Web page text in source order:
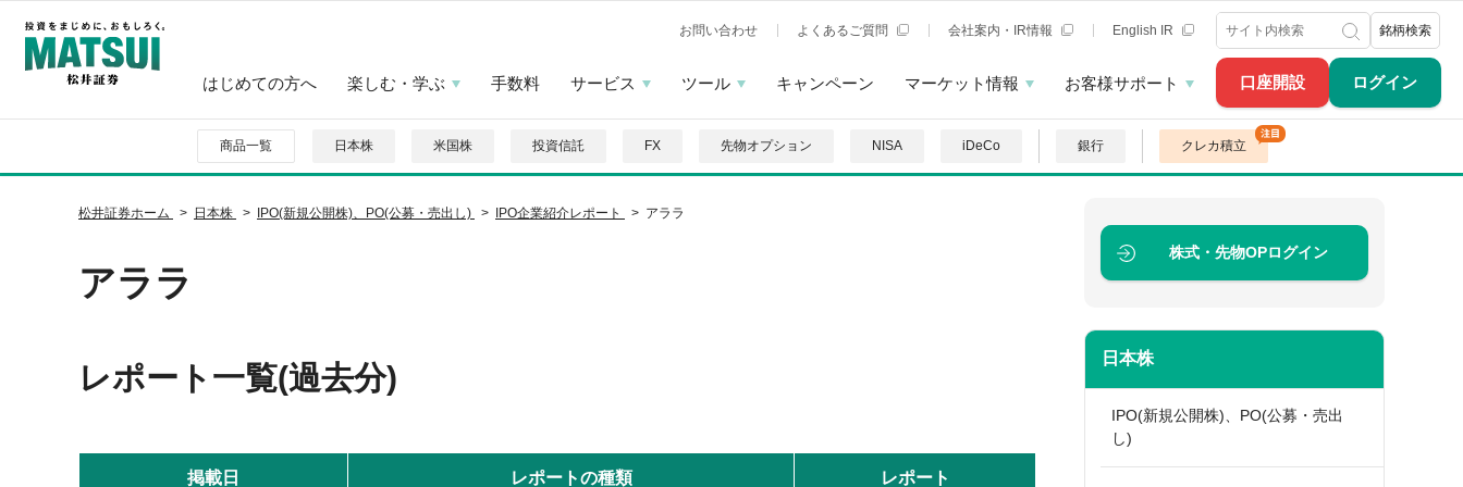
口座開設 ログイン
お問い合わせ よくあるご質問 会社案内・IR情報 English IR 銘柄検索
はじめての方へ 楽しむ・学ぶ 手数料 サービス ツール キャンペーン マーケット情報 お客様サポート
商品一覧 日本株 米国株 投資信託 FX 先物オプション NISA iDeCo 銀行 クレカ積立
松井証券ホーム 日本株 IPO(新規公開株)、PO(公募・売出し) IPO企業紹介レポート アララ
アララ
レポート一覧(過去分)
掲載日 レポートの種類 レポート
株式・先物OPログイン
日本株
IPO(新規公開株)、PO(公募・売出
し)